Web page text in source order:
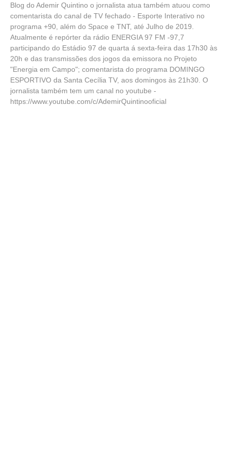
Blog do Ademir Quintino o jornalista atua também atuou como
comentarista do canal de TV fechado - Esporte Interativo no
programa +90, além do Space e TNT, até Julho de 2019.
Atualmente é repórter da rádio ENERGIA 97 FM -97,7
participando do Estádio 97 de quarta á sexta-feira das 17h30 às
20h e das transmissões dos jogos da emissora no Projeto
"Energia em Campo"; comentarista do programa DOMINGO
ESPORTIVO da Santa Cecília TV, aos domingos às 21h30. O
jornalista também tem um canal no youtube -
https://www.youtube.com/c/AdemirQuintinooficial